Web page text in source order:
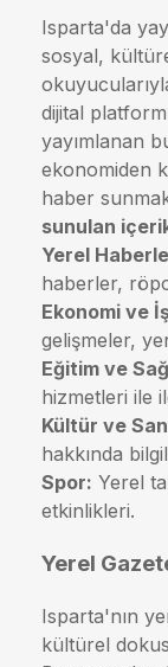
Isparta'da
sosyal,
dijital
yayımlanan
ekonomiden
haber
sunulan
Yerel
haberler,
Ekonomi ve
gelişmeler,
Eğitim ve
hizmetleri ile
Kültür ve
hakkında
Spor: Yerel
etkinlikleri.
Yerel
Isparta'nın
kültürel